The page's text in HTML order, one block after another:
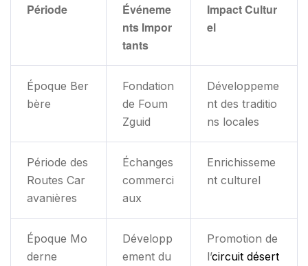
Période
Événeme
nts Impor
tants
Impact Cultur
el
Époque Ber
bère
Fondation
de Foum
Zguid
Développeme
nt des traditio
ns locales
Période des
Routes Car
avanières
Échanges
commerci
aux
Enrichisseme
nt culturel
Époque Mo
derne
Développ
ement du
Promotion de
l’circuit désert